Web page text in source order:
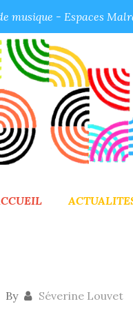
musique - Espaces
By Séverine Louvet